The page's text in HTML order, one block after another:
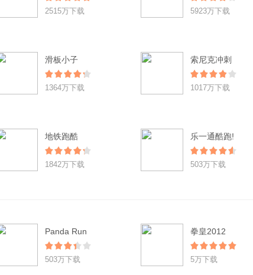
2515万下载 5923万下载
滑板小子
1364万下载
索尼克冲刺
1017万下载
地铁跑酷
1842万下载
乐一通酷跑!
503万下载
Panda Run
503万下载
拳皇2012
5万下载